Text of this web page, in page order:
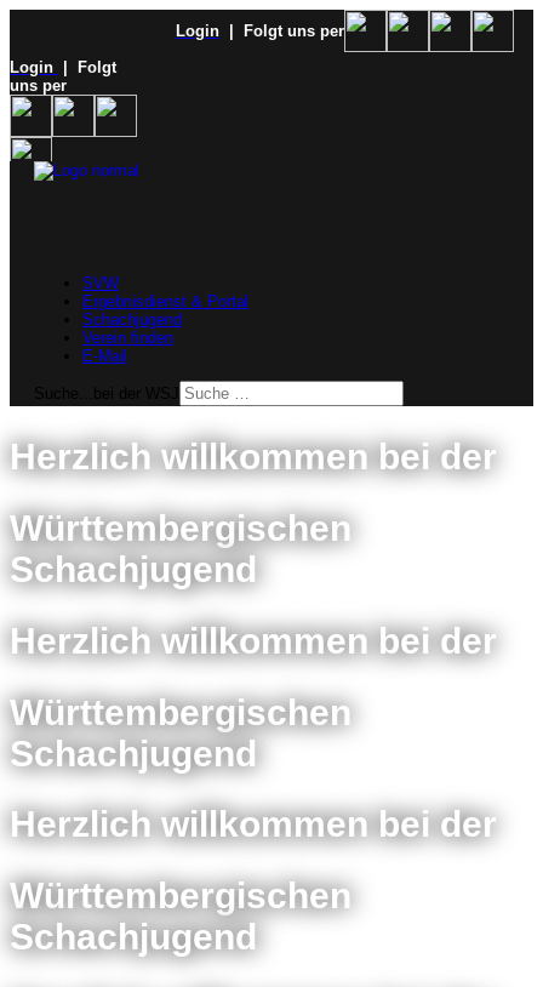
Login
| Folgt uns per
Login
| Folgt
uns per
SVW
Ergebnisdienst & Portal
Schachjugend
Verein finden
E-Mail
Herzlich willkommen bei der
Württembergischen
Schachjugend
Herzlich willkommen bei der
Württembergischen
Schachjugend
Herzlich willkommen bei der
Württembergischen
Schachjugend